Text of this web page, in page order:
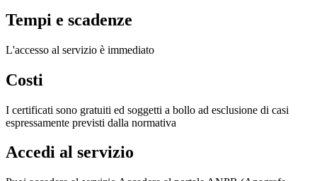
Tempi e scadenze
L'accesso al servizio è immediato
Costi
I certificati sono gratuiti ed soggetti a bollo ad esclusione di casi
espressamente previsti dalla normativa
Accedi al servizio